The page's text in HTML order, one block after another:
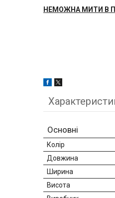
НЕМОЖНА МИТИ В
Основні
Колір
Довжина
Ширина
Висота